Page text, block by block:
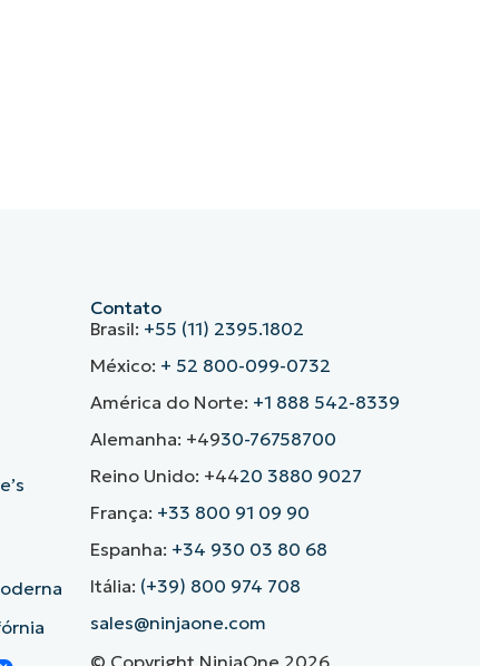
Contato
Brasil: +55 (11) 2395.1802
México: + 52 800-099-0732
América do Norte: +1 888 542-8339
Alemanha: +4930-76758700
Reino Unido: +4420 3880 9027
França: +33 800 91 09 90
Espanha: +34 930 03 80 68
Itália: (+39) 800 974 708
sales@ninjaone.com
© Copyright NinjaOne 2026